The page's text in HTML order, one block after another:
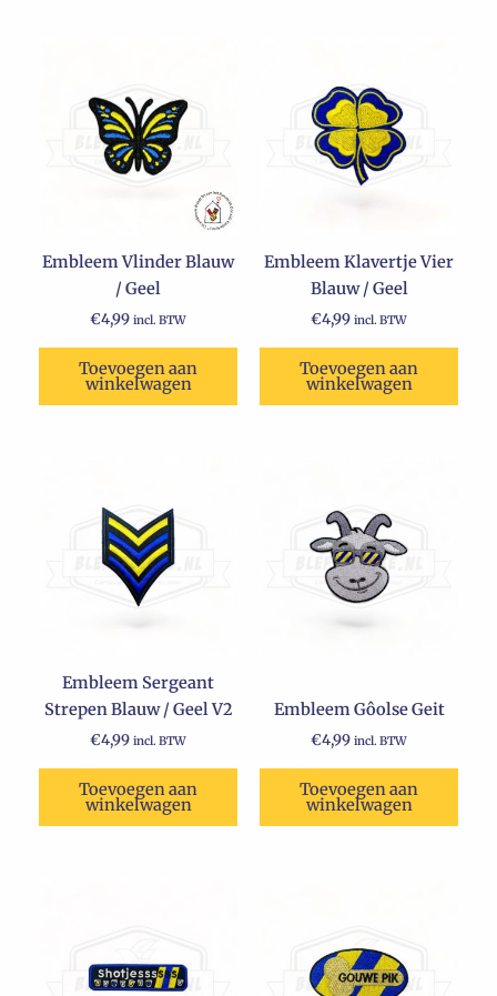
Embleem Vlinder Blauw
/ Geel
€4,99 incl. BTW
Toevoegen aan
winkelwagen
Embleem Klavertje Vier
Blauw / Geel
€4,99 incl. BTW
Toevoegen aan
winkelwagen
Embleem Sergeant
Strepen Blauw / Geel V2
€4,99 incl. BTW
Toevoegen aan
winkelwagen
Embleem Gôolse Geit
€4,99 incl. BTW
Toevoegen aan
winkelwagen